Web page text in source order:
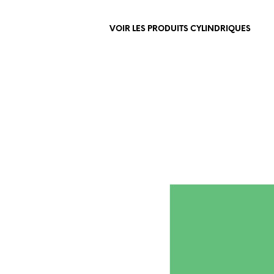
VOIR LES PRODUITS CYLINDRIQUES